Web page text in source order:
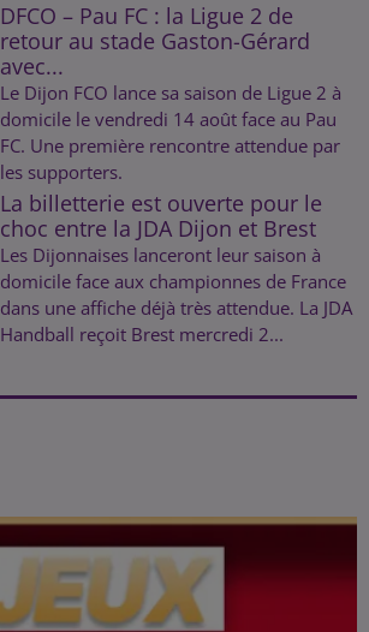
DFCO – Pau FC : la Ligue 2 de
retour au stade Gaston-Gérard
avec...
Le Dijon FCO lance sa saison de Ligue 2 à
domicile le vendredi 14 août face au Pau
FC. Une première rencontre attendue par
les supporters.
La billetterie est ouverte pour le
choc entre la JDA Dijon et Brest
Les Dijonnaises lanceront leur saison à
domicile face aux championnes de France
dans une affiche déjà très attendue. La JDA
Handball reçoit Brest mercredi 2...